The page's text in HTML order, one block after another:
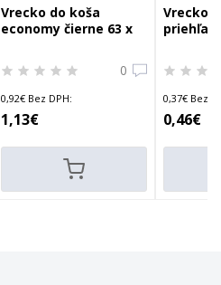
Vrecko do koša
economy čierne 63 x
0
0,92€ Bez DPH:
1,13€
Vrecko
0,37€ Bez
0,46€